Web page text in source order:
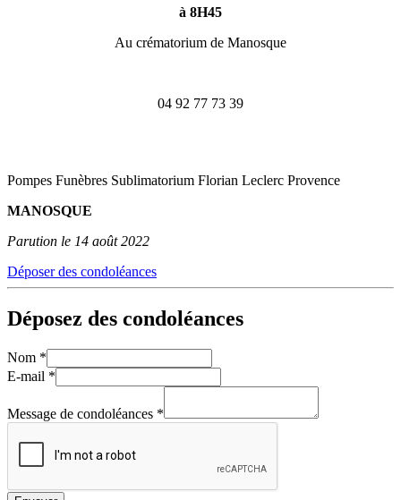
à 8H45
Au crématorium de Manosque
04 92 77 73 39
Pompes Funèbres Sublimatorium Florian Leclerc Provence
MANOSQUE
Parution le 14 août 2022
Déposer des condoléances
Déposez des condoléances
Nom *
E-mail *
Message de condoléances *